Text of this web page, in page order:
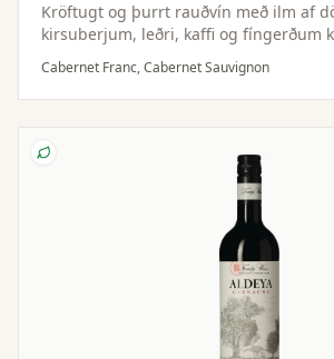
Kröftugt og þurrt rauðvín með ilm af
kirsuberjum, leðri, kaffi og fíngerðum
og dökkt í munni með tóbakstónum,
fáguðum tannínum.
Cabernet Franc, Cabernet Sauvignon